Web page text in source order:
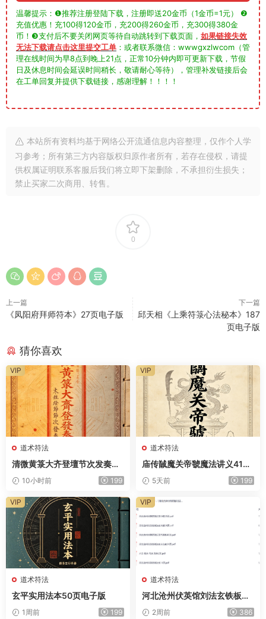
温馨提示：❶推荐注册登陆下载，注册即送20金币（1金币=1元） ❷
充值优惠！充100得120金币，充200得260金币，充300得380金
币！❸支付后不要关闭网页等待自动跳转到下载页面， 如果链接失效
无法下载请点击这里提交工单 ：或者联系微信：wwwgxzlwcom（管
理在线时间为早8点到晚上21点，正常10分钟内即可更新下载，节假
日及休息时间会延误时间稍长，敬请耐心等待），管理补发链接后会
在工单回复并提供下载链接，感谢理解！！！！
本站所有资料均基于网络公开流通信息内容整理，仅作个人学
习参考；所有第三方内容版权归原作者所有，若存在侵权，请提
供权属证明联系客服后我们将立即下架删除，不承担衍生损失；
禁止买家二次商用、转售。
0
上一篇
《凤阳府拜师符本》27页电子版
下一篇
邱天相《上乘符箓心法秘本》187
页电子版
猜你喜欢
道术符法
清微黄箓大齐登壇节次发奏科
仪259页电子版
10小时前 199
VIP
道术符法
庙传馘魔关帝虢魔法讲义41页
电子版
5天前 199
VIP
道术符法
玄平实用法本50页电子版
1周前 199
VIP
道术符法
河北沧州伏英馆刘法玄铁板正
法三七教法本合计153页电子
2周前 386
VIP